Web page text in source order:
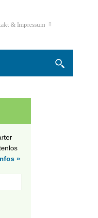
& Impressum
»